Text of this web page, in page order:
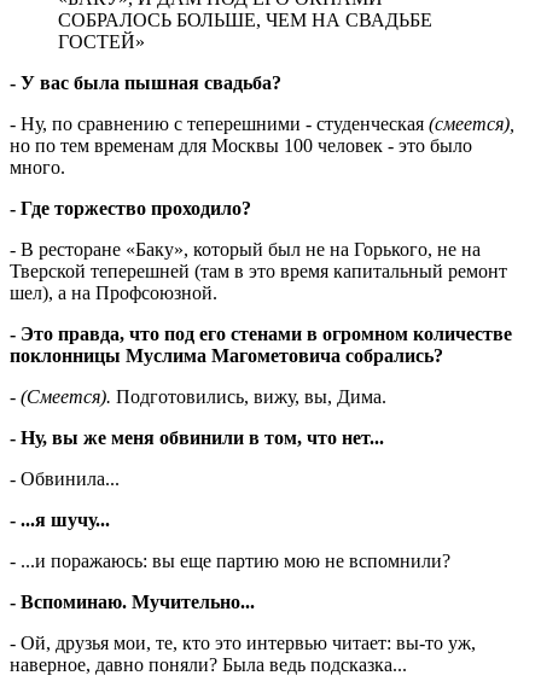
СОБРАЛОСЬ БОЛЬШЕ, ЧЕМ НА СВАДЬБЕ
ГОСТЕЙ»
- У вас была пышная свадьба?
- Ну, по сравнению с теперешними - студенческая (смеется),
но по тем временам для Москвы 100 человек - это было
много.
- Где торжество проходило?
- В ресторане «Баку», который был не на Горького, не на
Тверской теперешней (там в это время капитальный ремонт
шел), а на Профсоюзной.
- Это правда, что под его стенами в огромном количестве
поклонницы Муслима Магометовича собрались?
- (Смеется). Подготовились, вижу, вы, Дима.
- Ну, вы же меня обвинили в том, что нет...
- Обвинила...
- ...я шучу...
- ...и поражаюсь: вы еще партию мою не вспомнили?
- Вспоминаю. Мучительно...
- Ой, друзья мои, те, кто это интервью читает: вы-то уж,
наверное, давно поняли? Была ведь подсказка...